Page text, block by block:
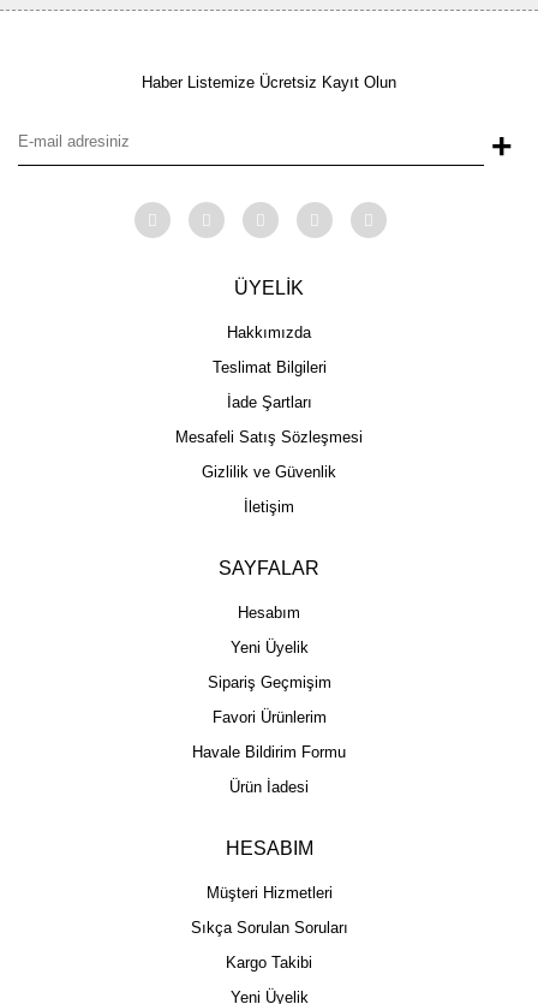
Haber Listemize Ücretsiz Kayıt Olun
+
ÜYELİK
Hakkımızda
Teslimat Bilgileri
İade Şartları
Mesafeli Satış Sözleşmesi
Gizlilik ve Güvenlik
İletişim
SAYFALAR
Hesabım
Yeni Üyelik
Sipariş Geçmişim
Favori Ürünlerim
Havale Bildirim Formu
Ürün İadesi
HESABIM
Müşteri Hizmetleri
Sıkça Sorulan Soruları
Kargo Takibi
Yeni Üyelik